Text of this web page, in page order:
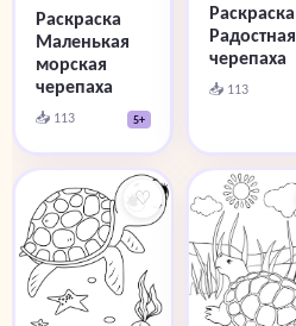
Раскраска
Маленькая
морская
черепаха
📥 113 5+
Раскраска
Радостная
черепаха
📥 113
♡